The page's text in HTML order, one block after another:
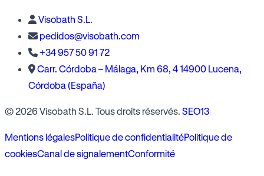
Visobath S.L.
pedidos@visobath.com
+34 957 50 91 72
Carr. Córdoba – Málaga, Km 68, 4 14900 Lucena,
Córdoba (España)
© 2026 Visobath S.L. Tous droits réservés. SEO13
Mentions légalesPolitique de confidentialitéPolitique de
cookiesCanal de signalementConformité